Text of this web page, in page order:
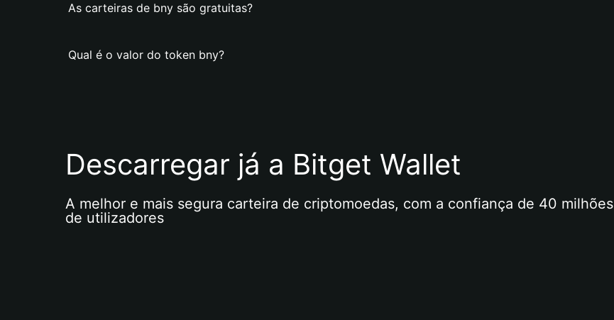
As carteiras de bny são gratuitas?
Qual é o valor do token bny?
Descarregar já a Bitget Wallet
A melhor e mais segura carteira de criptomoedas, com a confiança de 40 milhões
de utilizadores